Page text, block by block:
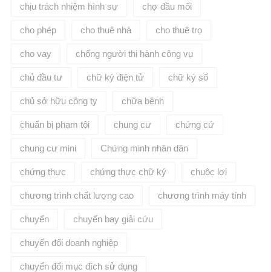
chịu trách nhiệm hình sự chợ đầu mối
cho phép cho thuê nhà cho thuê trọ
cho vay chống người thi hành công vụ
chủ đầu tư chữ ký điện tử chữ ký số
chủ sở hữu công ty chữa bệnh
chuẩn bị phạm tội chung cư chứng cứ
chung cư mini Chứng minh nhân dân
chứng thực chứng thực chữ ký chuộc lợi
chương trình chất lượng cao chương trình máy tính
chuyển chuyến bay giải cứu
chuyển đổi doanh nghiệp
chuyển đổi mục đích sử dụng